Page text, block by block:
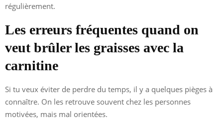
régulièrement.
Les erreurs fréquentes quand on
veut brûler les graisses avec la
carnitine
Si tu veux éviter de perdre du temps, il y a quelques pièges à
connaître. On les retrouve souvent chez les personnes
motivées, mais mal orientées.